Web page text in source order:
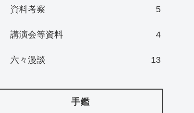
資料考察 5
講演会等資料 4
六々漫談 13
手鑑